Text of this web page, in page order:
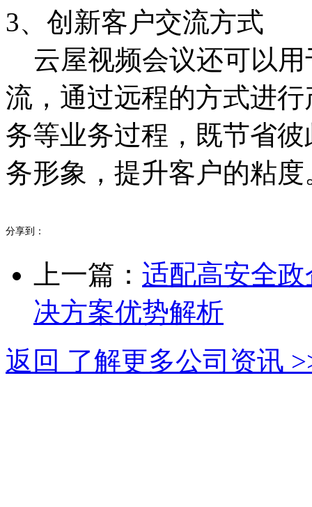
3、创新客户交流方式
云屋视频会议还可以用
流，通过远程的方式进
务等业务过程，既节省
务形象，提升客户的粘度
分享到：
上一篇： 适配高安全
决方案优势解析
返回 了解更多公司资讯